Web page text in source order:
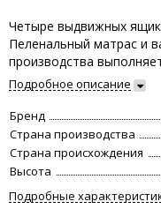
Четыре выдвижных
Пеленальный матрас и
производства
Подробное описание
Бренд
Страна производства
Страна происхождения
Высота
Подробные